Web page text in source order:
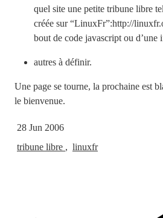
quel site une petite tribune libre
créée sur “LinuxFr”:http://
bout de code javascript ou d’une
autres à définir.
Une page se tourne, la prochaine est
le bienvenue.
28 Jun 2006
tribune libre , linuxfr